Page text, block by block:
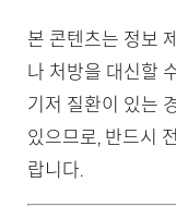
본 콘텐츠는 정보
나 처방을 대신할
기저 질환이 있는
있으므로, 반드시
랍니다.